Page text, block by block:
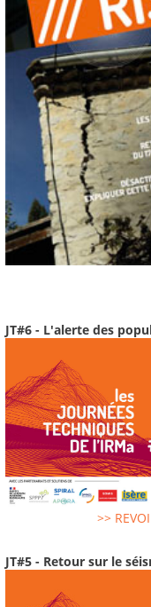
JT#6 - L'alerte des
>>
JT#5 - Retour sur le